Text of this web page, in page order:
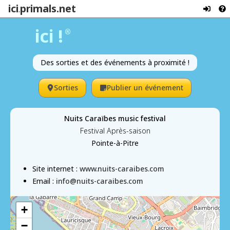
ici.primals.net
ici ! ®
Des sorties et des événements à proximité !
Sorties Publier un événement
Nuits Caraïbes music festival
Festival Après-saison
Pointe-à-Pitre
Site internet : www.nuits-caraibes.com
Email : info@nuits-caraibes.com
+
−